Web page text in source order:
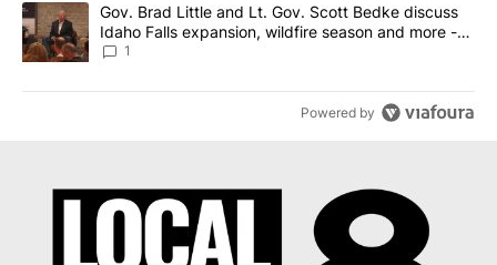
A trending article titled "Gov. Brad Little and Lt. Gov. Scott
Gov. Brad Little and Lt. Gov. Scott Bedke discuss
Idaho Falls expansion, wildfire season and more -
Local News 8
1
Powered by